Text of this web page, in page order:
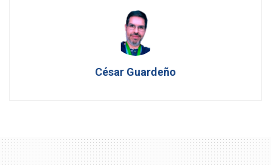
César Guardeño